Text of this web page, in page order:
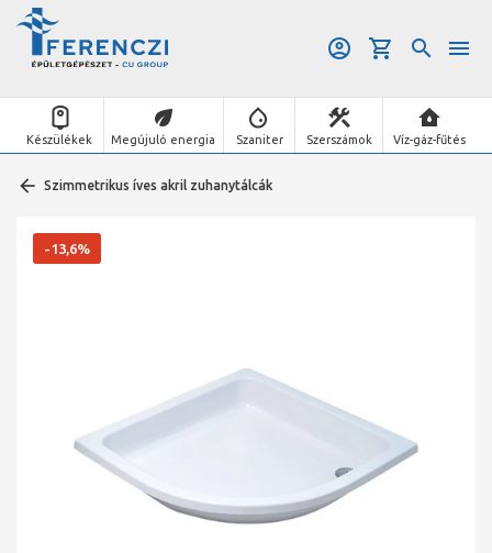
Készülékek Megújuló energia Szaniter Szerszámok Víz-gáz-fűtés
Szimmetrikus íves akril zuhanytálcák
-13,6%